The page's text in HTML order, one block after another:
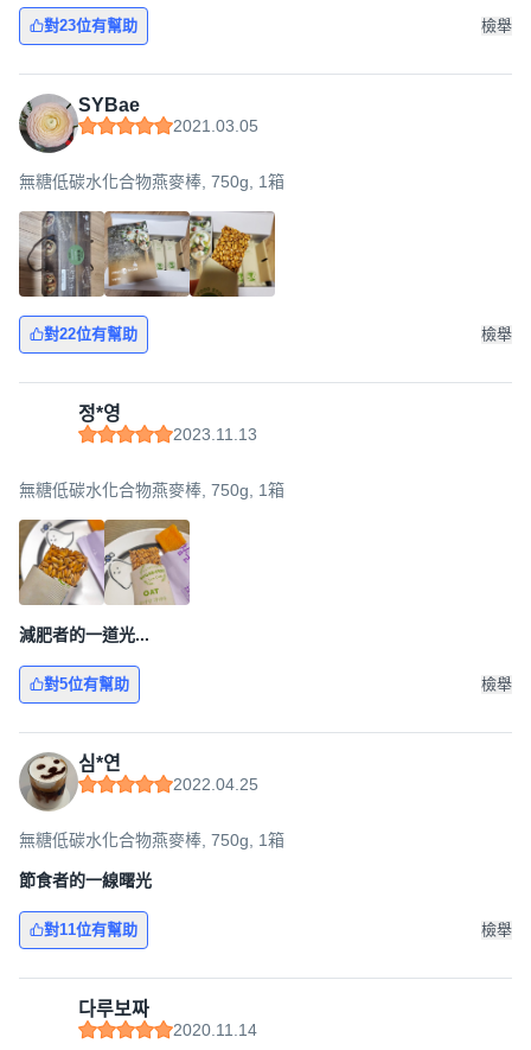
對23位有幫助 檢舉
SYBae
2021.03.05
無糖低碳水化合物燕麥棒, 750g, 1箱
對22位有幫助 檢舉
정*영
2023.11.13
無糖低碳水化合物燕麥棒, 750g, 1箱
減肥者的一道光...
對5位有幫助 檢舉
심*연
2022.04.25
無糖低碳水化合物燕麥棒, 750g, 1箱
節食者的一線曙光
對11位有幫助 檢舉
다루보짜
2020.11.14